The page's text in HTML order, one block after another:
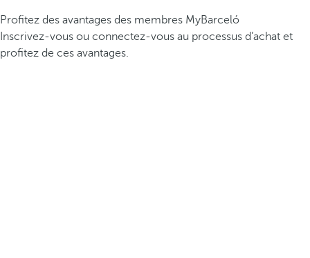
Profitez des avantages des membres MyBarceló
Inscrivez-vous ou connectez-vous au processus d’achat et
profitez de ces avantages.